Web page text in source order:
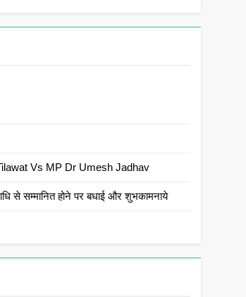
Tilawat Vs MP Dr Umesh Jadhav
से सम्मानित होने पर बधाई और शुभकामनाये